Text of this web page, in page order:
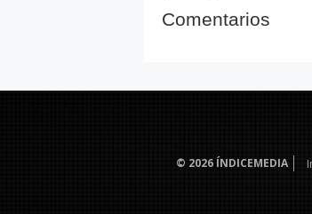
Comentarios
© 2026 ÍNDICEMEDIA